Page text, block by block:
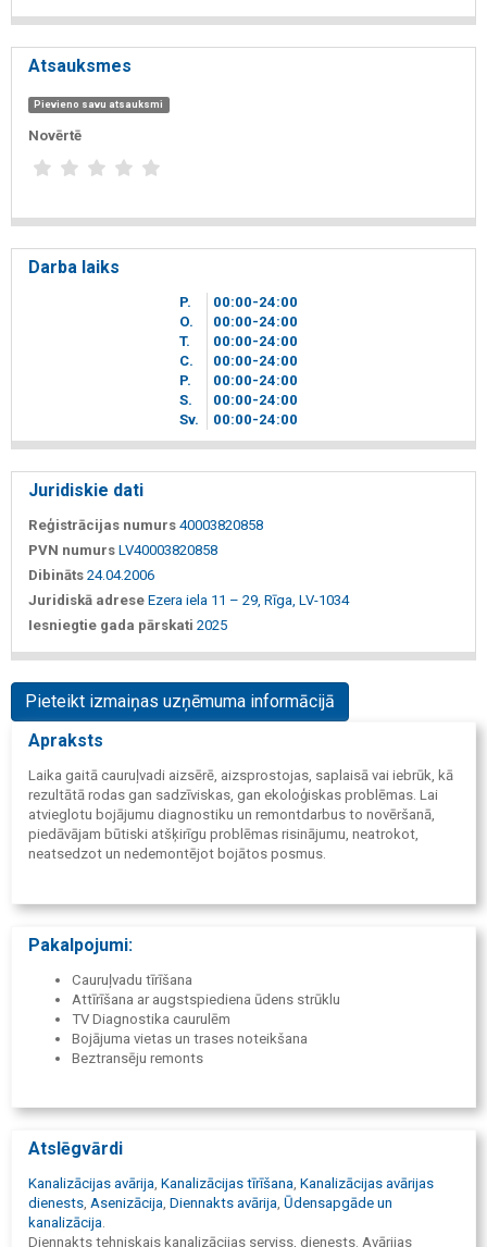
Atsauksmes
Pievieno savu atsauksmi
Novērtē
Darba laiks
P. 00 00-24 00
O.
00 00-24 00
T.
00 00-24 00
C.
00 00-24 00
P.
00 00-24 00
S.
00 00-24 00
Sv.
00 00-24 00
Juridiskie dati
Reģistrācijas numurs 40003820858
PVN numurs LV40003820858
Dibināts 24.04.2006
Juridiskā adrese Ezera iela 11 – 29, Rīga, LV-1034
Iesniegtie gada pārskati 2025
Pieteikt izmaiņas uzņēmuma informācijā
Apraksts
Laika gaitā cauruļvadi aizsērē, aizsprostojas, saplaisā vai iebrūk, kā
rezultātā rodas gan sadzīviskas, gan ekoloģiskas problēmas. Lai
atvieglotu bojājumu diagnostiku un remontdarbus to novēršanā,
piedāvājam būtiski atšķirīgu problēmas risinājumu, neatrokot,
neatsedzot un nedemontējot bojātos posmus.
Pakalpojumi:
Cauruļvadu tīrīšana
Attīrīšana ar augstspiediena ūdens strūklu
TV Diagnostika caurulēm
Bojājuma vietas un trases noteikšana
Beztransēju remonts
Atslēgvārdi
Kanalizācijas avārija, Kanalizācijas tīrīšana, Kanalizācijas avārijas
dienests, Asenizācija, Diennakts avārija, Ūdensapgāde un
kanalizācija.
Diennakts tehniskais kanalizācijas serviss, dienests. Avārijas